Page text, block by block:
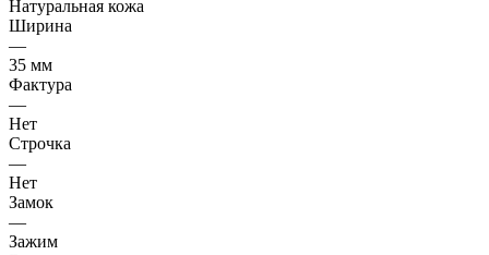
Натуральная кожа
Ширина
—
35 мм
Фактура
—
Нет
Строчка
—
Нет
Замок
—
Зажим